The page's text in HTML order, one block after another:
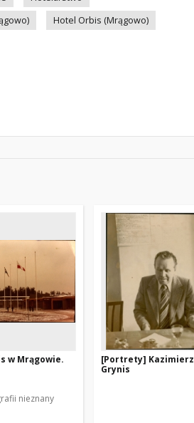
Hotel Orbis (Mrągowo)
w Mrągowie.
nieznany
[Portrety] Kazimierz
Grynis